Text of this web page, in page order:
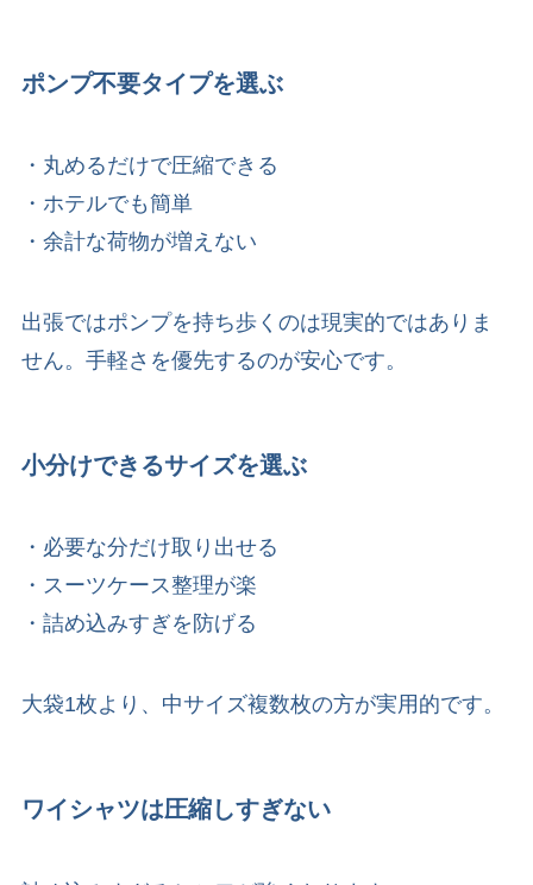
ポンプ不要タイプを選ぶ
・丸めるだけで圧縮できる
・ホテルでも簡単
・余計な荷物が増えない
出張ではポンプを持ち歩くのは現実的ではありま
せん。手軽さを優先するのが安心です。
小分けできるサイズを選ぶ
・必要な分だけ取り出せる
・スーツケース整理が楽
・詰め込みすぎを防げる
大袋1枚より、中サイズ複数枚の方が実用的です。
ワイシャツは圧縮しすぎない